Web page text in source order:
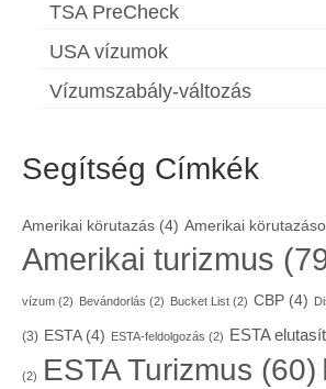
TSA PreCheck
USA vízumok
Vízumszabály-változás
Segítség Címkék
Amerikai körutazás (4) Amerikai
Amerikai turizmus
vízum (2) Bevándorlás (2) Bucket List (2) CBP (4)
(3) ESTA(4) ESTA-feldolgozás (2) ESTA
(2) ESTA Turizmus (60)